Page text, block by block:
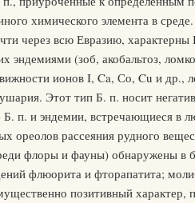
химического элемента в
через всю Евразию, характерны
(зоб, акобальтоз,
ионов I, Ca, Со, Cu и др.,
Этот тип Б. п. носит
Б. п. и эндемии, встречающиеся
ореолов рассеяния рудного
флоры и фауны) обнаружены в
флюорита и фторапатита;
позитивный